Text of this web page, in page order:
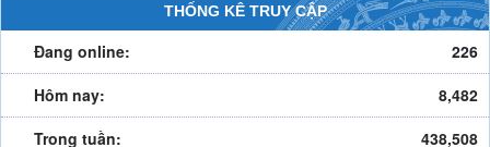
THỐNG KÊ TRUY CẬP
Đang online:
226
Hôm nay:
8,482
Trong tuần:
438,508